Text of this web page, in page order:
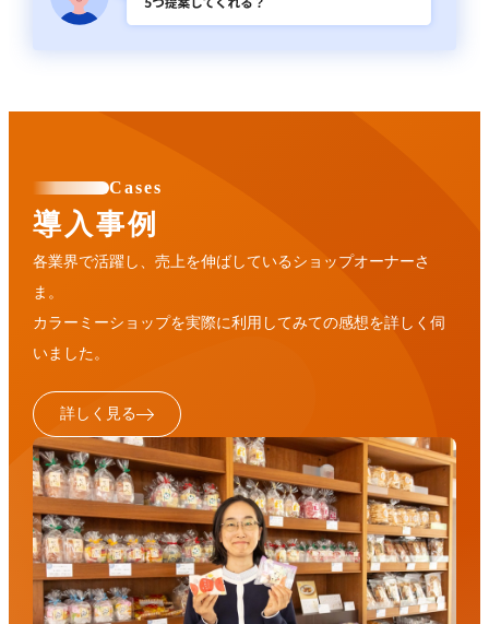
Cases
導入事例
各業界で活躍し、売上を伸ばしているショップオーナーさ
ま。
カラーミーショップを実際に利用してみての感想を詳しく伺
いました。
詳しく見る